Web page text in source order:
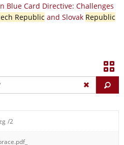
Blue Card Directive: Challenges
Republic and Slovak Republic
/2